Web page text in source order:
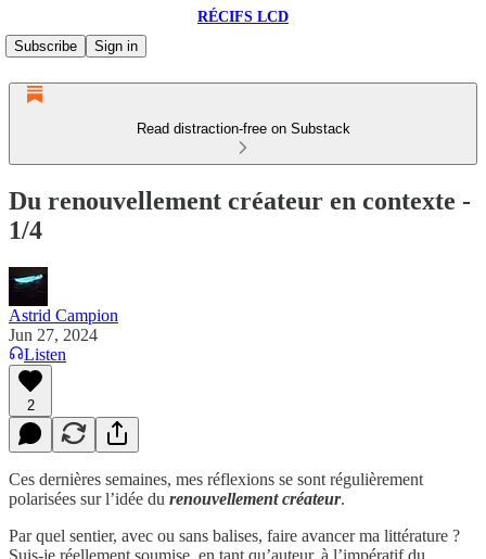
RÉCIFS LCD
Subscribe
Sign in
Read distraction-free on Substack
Du renouvellement créateur en contexte -
1/4
Astrid Campion
Jun 27, 2024
Listen
2
Ces dernières semaines, mes réflexions se sont régulièrement
polarisées sur l’idée du renouvellement créateur.
Par quel sentier, avec ou sans balises, faire avancer ma littérature ?
Suis-je réellement soumise, en tant qu’auteur, à l’impératif du